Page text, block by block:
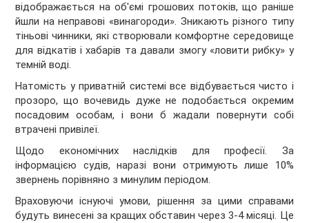
відображається на об'ємі грошових потоків, що раніше
йшли на неправові «винагороди». Зникають різного типу
тіньові чинники, які створювали комфортне середовище
для відкатів і хабарів та давали змогу «ловити рибку» у
темній воді.
Натомість у приватній системі все відбувається чисто і
прозоро, що вочевидь дуже не подобається окремим
посадовим особам, і вони б жадали повернути собі
втрачені привілеї.
Щодо економічних наслідків для професії. За
інформацією судів, наразі вони отримують лише 10%
звернень порівняно з минулим періодом.
Враховуючи існуючі умови, рішення за цими справами
будуть винесені за кращих обставин через 3-4 місяці. Це